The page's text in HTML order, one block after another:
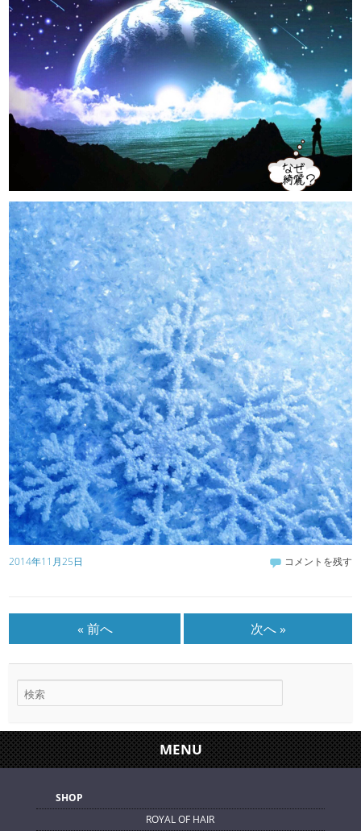
2014年11月25日 コメントを残す
« 前へ 次へ »
MENU
SHOP
ROYAL OF HAIR